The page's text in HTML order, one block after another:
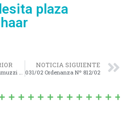
plaza
033/02 Empresa Gamuzzi gas Pampeana
NOTICIA SIGUIENTE
031/02 Ordenanza Nº 812/02